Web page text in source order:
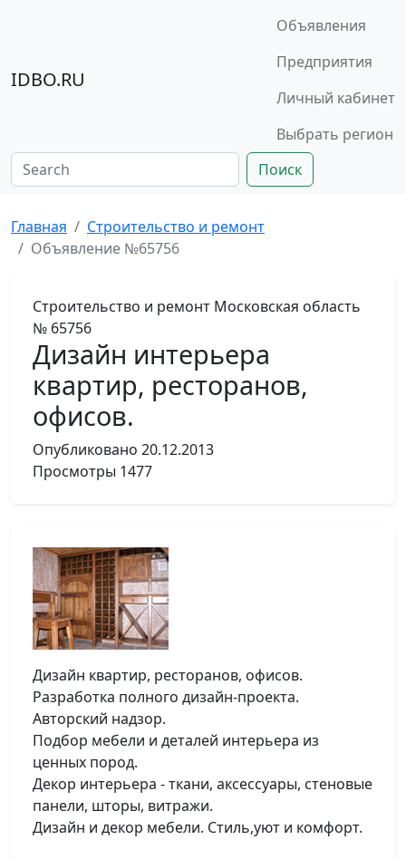
IDBO.RU
Объявления
Предприятия
Личный кабинет
Выбрать регион
Поиск
Главная
Строительство и ремонт
Объявление №65756
Строительство и ремонт Московская область
№ 65756
Дизайн интерьера
квартир, ресторанов,
офисов.
Опубликовано 20.12.2013
Просмотры 1477
Дизайн квартир, ресторанов, офисов.
Разработка полного дизайн-проекта.
Авторский надзор.
Подбор мебели и деталей интерьера из
ценных пород.
Декор интерьера - ткани, аксессуары, стеновые
панели, шторы, витражи.
Дизайн и декор мебели. Стиль,уют и комфорт.